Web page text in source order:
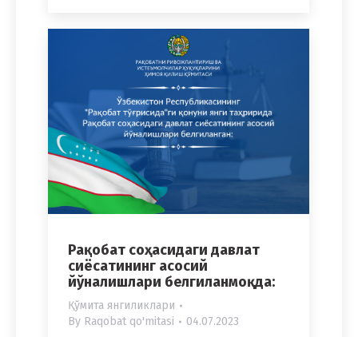
Рақобат соҳасидаги давлат
сиёсатининг асосий
йўналишлари белгиланмоқда:
Қўмита янгиликлари
By Raqobat qo'mitasi 04.07.2023